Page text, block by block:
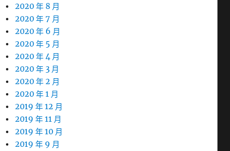
2020 年 8 月
2020 年 7 月
2020 年 6 月
2020 年 5 月
2020 年 4 月
2020 年 3 月
2020 年 2 月
2020 年 1 月
2019 年 12 月
2019 年 11 月
2019 年 10 月
2019 年 9 月